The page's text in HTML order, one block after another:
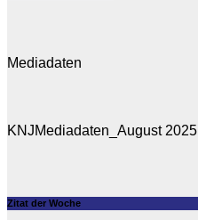
Mediadaten
KNJMediadaten_August 2025
Zitat der Woche